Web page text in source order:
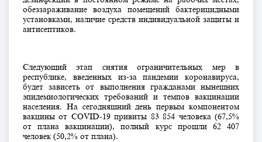
обеззараживание воздуха помещений бактерицидными
установками, наличие средств индивидуальной защиты и
антисептиков.
Следующий этап снятия ограничительных мер в
республике, введенных из-за пандемии коронавируса,
будет зависеть от выполнения гражданами нынешних
эпидемиологических требований и темпов вакцинации
населения. На сегодняшний день первым компонентом
вакцины от COVID-19 привиты 83 854 человека (67,5%
от плана вакцинации), полный курс прошли 62 407
человек (50,2% от плана).